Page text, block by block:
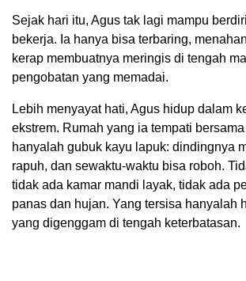
Sejak hari itu, Agus tak lagi mampu
bekerja. Ia hanya bisa terbaring,
kerap membuatnya meringis di tengah
pengobatan yang memadai.
Lebih menyayat hati, Agus hidup dalam
ekstrem. Rumah yang ia tempati
hanyalah gubuk kayu lapuk: dindingnya
rapuh, dan sewaktu-waktu bisa roboh.
tidak ada kamar mandi layak, tidak ada
panas dan hujan. Yang tersisa hanyalah
yang digenggam di tengah keterbatasan.